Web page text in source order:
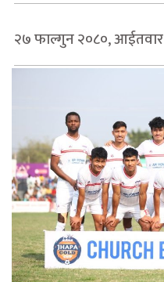
२७ फाल्गुन २०८०, आईतवार